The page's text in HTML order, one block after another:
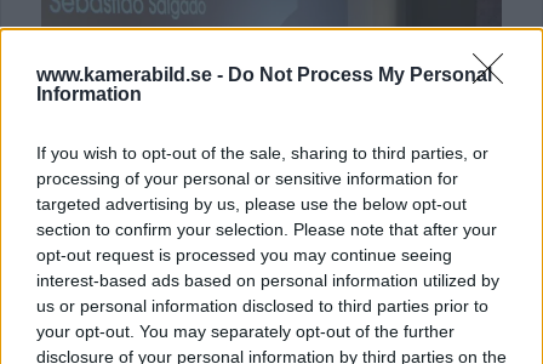
www.kamerabild.se - Do Not Process My Personal
Information
If you wish to opt-out of the sale, sharing to third parties, or
processing of your personal or sensitive information for
targeted advertising by us, please use the below opt-out
section to confirm your selection. Please note that after your
opt-out request is processed you may continue seeing
interest-based ads based on personal information utilized by
us or personal information disclosed to third parties prior to
your opt-out. You may separately opt-out of the further
disclosure of your personal information by third parties on the
Sebastião Salgados
prisas på Sony World